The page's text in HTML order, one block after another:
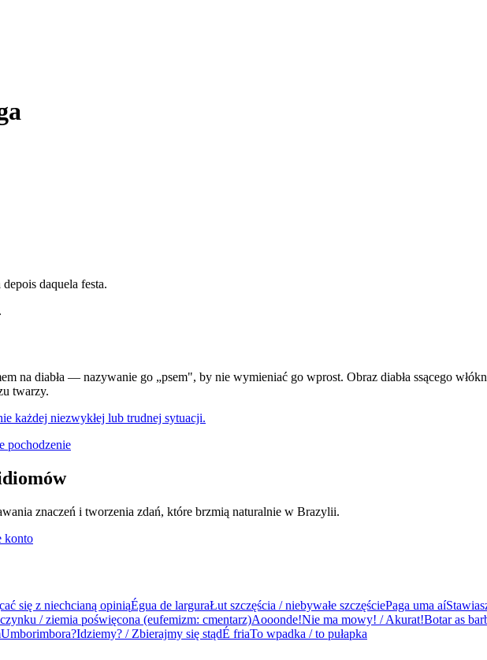
daquela festa.
na diabła — nazywanie go „psem", by nie wymieniać go wprost. Obraz diabła ssącego
twarzy.
każdej niezwykłej lub trudnej sytuacji.
pochodzenie
znaczeń i tworzenia zdań, które brzmią naturalnie w Brazylii.
konto
się z niechcianą opiniąÉgua de larguraŁut szczęścia / niebywałe szczęściePaga uma aí
/ ziemia poświęcona (eufemizm: cmentarz)Aooonde!Nie ma mowy! / Akurat!Botar as
Umborimbora?Idziemy? / Zbierajmy się stądÉ friaTo wpadka / to pułapka